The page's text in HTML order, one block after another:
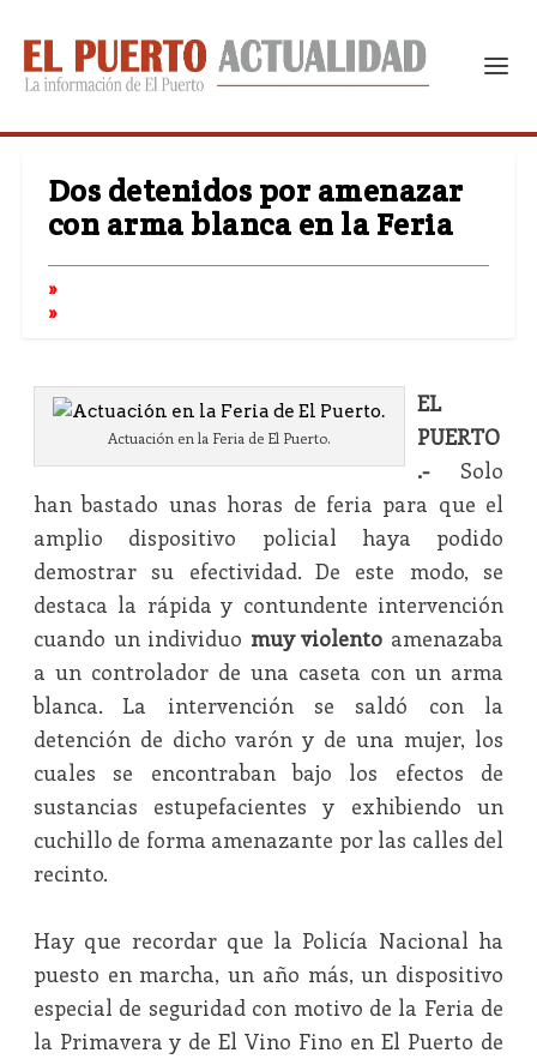
Dos detenidos por amenazar
con arma blanca en la Feria
Actuación en la Feria de El Puerto.
EL
PUERTO
.-Solo
han bastado unas horas de feria para que el
amplio dispositivo policial haya podido
demostrar su efectividad. De este modo, se
destaca la rápida y contundente intervención
cuando un individuo muy violento amenazaba
a un controlador de una caseta con un arma
blanca. La intervención se saldó con la
detención de dicho varón y de una mujer, los
cuales se encontraban bajo los efectos de
sustancias estupefacientes y exhibiendo un
cuchillo de forma amenazante por las calles del
recinto.
Hay que recordar que la Policía Nacional ha
puesto en marcha, un año más, un dispositivo
especial de seguridad con motivo de la Feria de
la Primavera y de El Vino Fino en El Puerto de